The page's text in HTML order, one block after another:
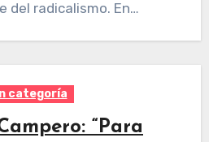
del radicalismo. En…
categoría
“Para